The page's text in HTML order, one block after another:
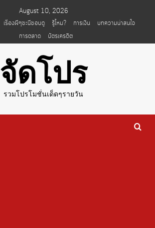
August 10, 2026
เรื่องผีๆชะนีชอบดู รู้ไหม? การเงิน
บทความน่าสนใจ
การตลาด
บัตรเครดิต
จัดโปร
รวมโปรโมชั่นเด็ดๆรายวัน